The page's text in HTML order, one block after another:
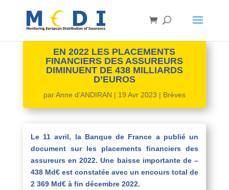
EN 2022 LES PLACEMENTS
FINANCIERS DES ASSUREURS
DIMINUENT DE 438 MILLIARDS
D’EUROS
parAnne d’ANDIRAN | 19 Avr 2023 | Brèves
Le 11 avril, la Banque de France a publié un
document sur les placements financiers des
assureurs en 2022. Une baisse importante de –
438 Md€ est constatée avec un encours total de
2 369 Md€ à fin décembre 2022.